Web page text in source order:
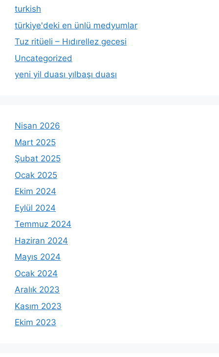
turkish
türkiye'deki en ünlü medyumlar
Tuz ritüeli – Hıdırellez gecesi
Uncategorized
yeni yil duası yılbaşı duası
Nisan 2026
Mart 2025
Şubat 2025
Ocak 2025
Ekim 2024
Eylül 2024
Temmuz 2024
Haziran 2024
Mayıs 2024
Ocak 2024
Aralık 2023
Kasım 2023
Ekim 2023